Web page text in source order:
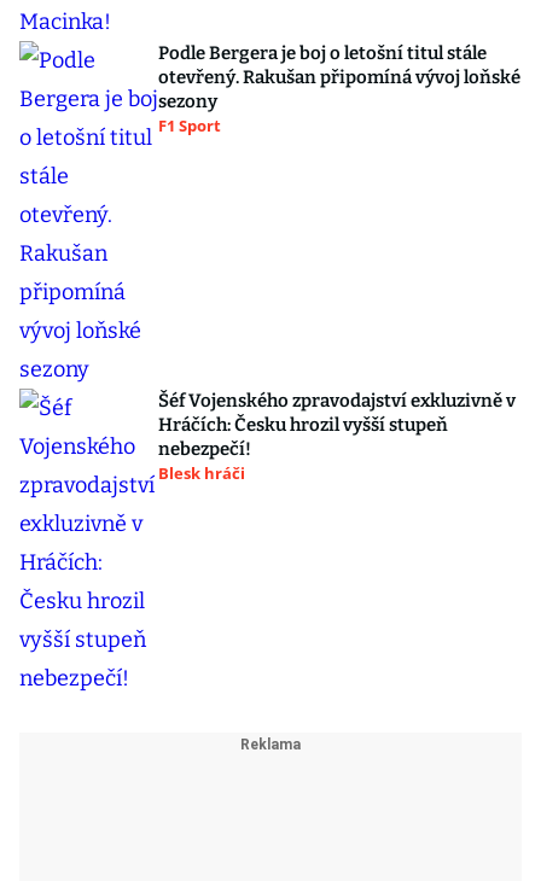
Podle Bergera je boj o letošní titul stále
otevřený. Rakušan připomíná vývoj loňské
sezony
F1 Sport
Šéf Vojenského zpravodajství exkluzivně v
Hráčích: Česku hrozil vyšší stupeň
nebezpečí!
Blesk hráči